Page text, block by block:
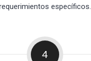
específicos.
4